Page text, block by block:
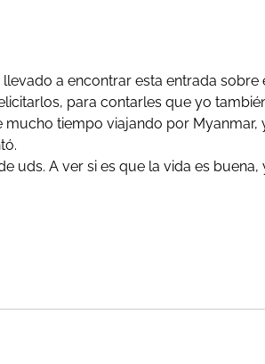
a encontrar esta entrada sobre
para contarles que yo
tiempo viajando por
uds. A ver si es que la vida es